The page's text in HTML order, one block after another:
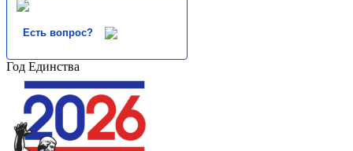
Есть вопрос?
Год Единства